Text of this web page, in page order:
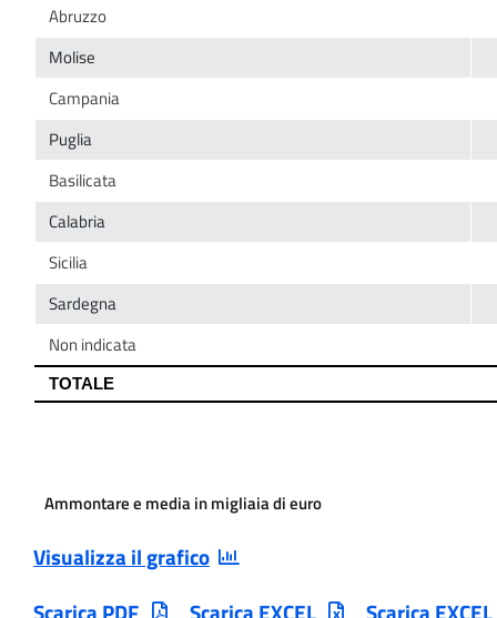
Ammontare e media in migliaia di euro